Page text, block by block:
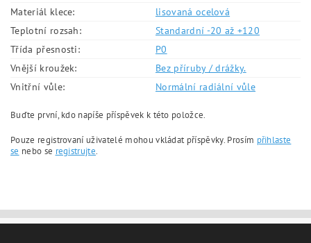
Materiál klece:
lisovaná ocelová
Teplotní rozsah:
Standardní -20 až +120
Třída přesnosti:
P0
Vnější kroužek:
Bez příruby / drážky.
Vnitřní vůle:
Normální radiální vůle
Buďte první, kdo napíše příspěvek k této položce.
Pouze registrovaní uživatelé mohou vkládat příspěvky. Prosím přihlaste
se nebo se registrujte.